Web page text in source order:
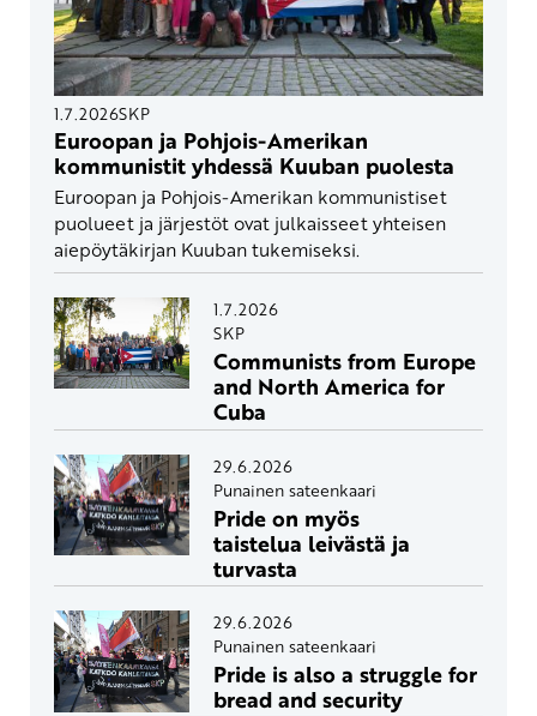
1.7.2026SKP
Euroopan ja Pohjois-Amerikan
kommunistit yhdessä Kuuban puolesta
Euroopan ja Pohjois-Amerikan kommunistiset
puolueet ja järjestöt ovat julkaisseet yhteisen
aiepöytäkirjan Kuuban tukemiseksi.
1.7.2026
SKP
Communists from Europe
and North America for
Cuba
29.6.2026
Punainen sateenkaari
Pride on myös
taistelua leivästä ja
turvasta
29.6.2026
Punainen sateenkaari
Pride is also a struggle for
bread and security